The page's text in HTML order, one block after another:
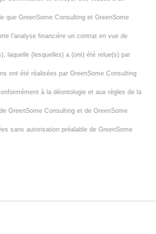
que GreenSome Consulting et GreenSome
l’analyse financière un contrat en vue de
laquelle (lesquelles) a (ont) été relue(s) par
ont été réalisées par GreenSome Consulting
à la déontologie et aux règles de la
GreenSome Consulting et de GreenSome
sans autorisation préalable de GreenSome